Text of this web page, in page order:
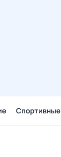
Спортивные